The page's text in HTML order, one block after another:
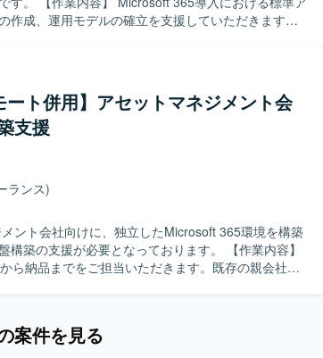
Entra、Teams、Microsoft Purview Information
）、SharePoint、OneDrive、Exchange
作成、運用モデルの確立を支援していただきます。
標準ポリシー化を実施します。 外部共有や閉域網分
管理の設計を行います。 標準運用フローの作成、ア
標準フローおよびガバナンス設計、管理者運
ルス支援やヒアリングテンプレート作成などの提
、施策実施まで計画的に進められる方を求めてい
スキルとして吸収できる方が望ましいです。 指示待
トの進捗に貢献できる方、不明点を調査し、必要
い方を歓迎します。 【ポジションの魅
計やセキュリティ・ガバナンス標準化といった上流
ズ環境での知見を深めることができます。 閉域ネ
離された高度な環境設計や、Power Automateを活用
・保持・監査）、Power Automateなどを利用し
ト併用】アセットマネジメント会
支援
ランス)
ント会社向けに、独立したMicrosoft 365環境を構築
援が必要となっております。 【作業内容】
ら納品までをご担当いただきます。既存の親会社シ
およびMicrosoft Purviewの実装も予定されて
案件を見る